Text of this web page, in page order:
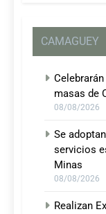
CAMAGUEY
masas de
08/08/2026
Se
servicios
Minas
08/08/2026
Realizan